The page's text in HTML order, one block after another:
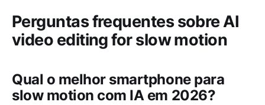
Perguntas frequentes sobre AI
video editing for slow motion
Qual o melhor smartphone para
slow motion com IA em 2026?